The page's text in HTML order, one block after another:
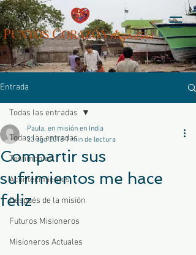
PUNTOSCORAZÓNArgentina
Entrada
Todas las entradas
Testimonios
Acontecimientos
Después de la misión
Futuros Misioneros
Misioneros Actuales
Todas las entradas
Compartir sus
sufrimientos me hace
feliz
Paula, en misión en India
23 ago 2018 1 min de lectura